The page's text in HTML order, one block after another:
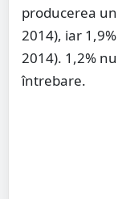
producerea
2014), iar
2014). 1,2%
întrebare.